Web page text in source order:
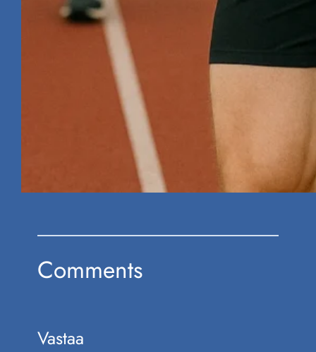
Comments
Vastaa